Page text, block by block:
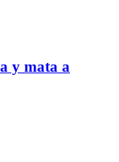
y mata a